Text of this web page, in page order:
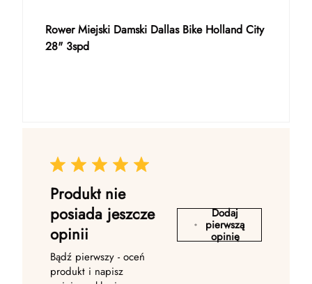
Rower Miejski Damski Dallas Bike Holland City
28" 3spd
Produkt nie
posiada jeszcze
opinii
Bądź pierwszy - oceń
produkt i napisz
Dodaj
pierwszą
opinię